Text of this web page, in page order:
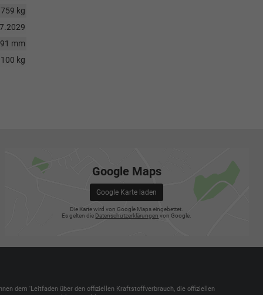
kg
mm
100 kg
Google Maps
Google Karte laden
Die Karte wird von Google Maps eingebettet.
Es gelten die Datenschutzerklärungen von Google.
dem 'Leitfaden über den offiziellen Kraftstoffverbrauch, die offiziellen